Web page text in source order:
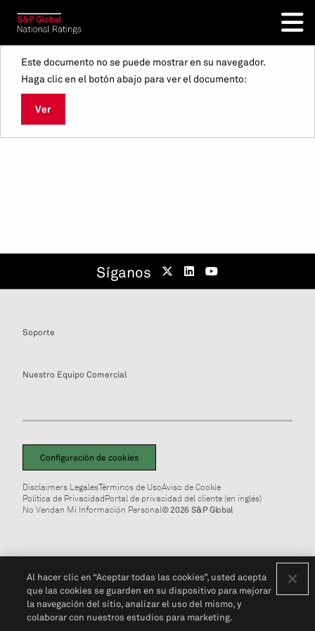
Este documento no se puede mostrar en su navegador.
Haga clic en el botón abajo para ver el documento:
Ver
Síganos
Soporte
Nuestro Equipo Comercial
Configuración de cookies
Disclaimers LegalesTérminos de UsoAviso de Cookie
Política de PrivacidadPortal de privacidad del cliente (en inglés)
No Vendan Mi Información Personal© 2026 S&P Global
Al hacer clic en “Aceptar todas las cookies”, usted acepta
que las cookies se guarden en su dispositivo para mejorar
la navegación del sitio, analizar el uso del mismo, y
colaborar con nuestros estudios para marketing.